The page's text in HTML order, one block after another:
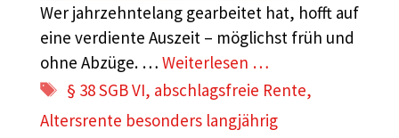
Wer jahrzehntelang gearbeitet hat, hofft auf
eine verdiente Auszeit – möglichst früh und
ohne Abzüge. … Weiterlesen …
Schlagwörter
§ 38 SGB VI, abschlagsfreie Rente,
Altersrente besonders langjährig